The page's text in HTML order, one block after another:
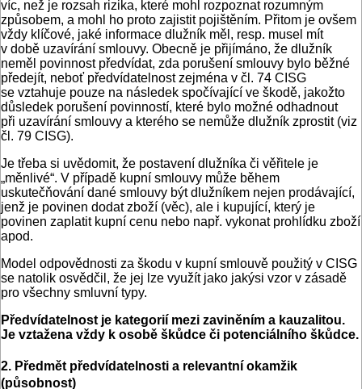
víc, než je rozsah rizika, které mohl rozpoznat rozumným
způsobem, a mohl ho proto zajistit pojištěním. Přitom je ovšem
vždy klíčové, jaké informace dlužník měl, resp. musel mít
v době uzavírání smlouvy. Obecně je přijímáno, že dlužník
neměl povinnost předvídat, zda porušení smlouvy bylo běžné
předejít, neboť předvídatelnost zejména v čl. 74 CISG
se vztahuje pouze na následek spočívající ve škodě, jakožto
důsledek porušení povinností, které bylo možné odhadnout
při uzavírání smlouvy a kterého se nemůže dlužník zprostit (viz
čl. 79 CISG).
Je třeba si uvědomit, že postavení dlužníka či věřitele je
„měnlivé“. V případě kupní smlouvy může během
uskutečňování dané smlouvy být dlužníkem nejen prodávající,
jenž je povinen dodat zboží (věc), ale i kupující, který je
povinen zaplatit kupní cenu nebo např. vykonat prohlídku zboží
apod.
Model odpovědnosti za škodu v kupní smlouvě použitý v CISG
se natolik osvědčil, že jej lze využít jako jakýsi vzor v zásadě
pro všechny smluvní typy.
Předvídatelnost je kategorií mezi zaviněním a kauzalitou.
Je vztažena vždy k osobě škůdce či potenciálního škůdce.
2. Předmět předvídatelnosti a relevantní okamžik
(působnost)